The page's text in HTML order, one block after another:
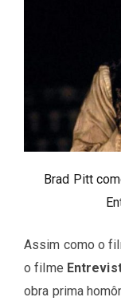
Brad Pitt
Assim como o
o filme
obra prima